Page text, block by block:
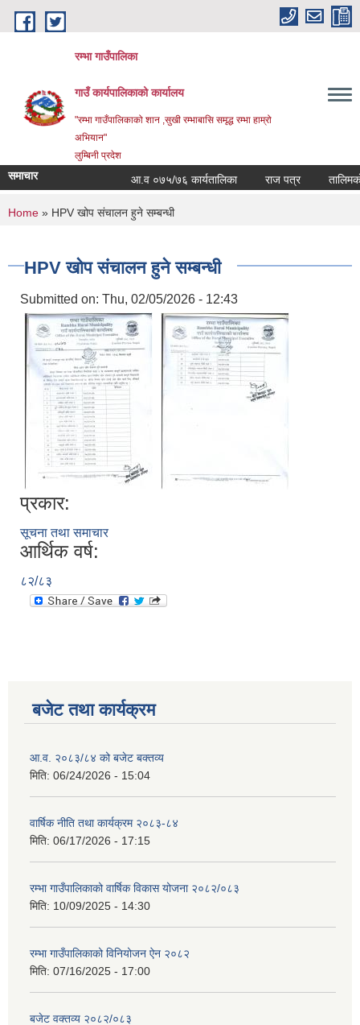
Skip to main content
रम्भा गाउँपालिका
गाउँ कार्यपालिकाको कार्यालय
"रम्भा गाउँपालिकाको शान ,सुखी रम्भाबासि समृद्ध रम्भा हाम्रो
अभियान"
लुम्बिनी प्रदेश
समाचार आ.व ०७५/७६ कार्यतालिका राज पत्र तालिमको
You are here
Home » HPV खोप संचालन हुने सम्बन्धी
HPV खोप संचालन हुने सम्बन्धी
Submitted on: Thu, 02/05/2026 - 12:43
प्रकार:
सूचना तथा समाचार
आर्थिक वर्ष:
८२/८३
बजेट तथा कार्यक्रम
आ.व. २०८३/८४ को बजेट बक्तव्य
मिति: 06/24/2026 - 15:04
वार्षिक नीति तथा कार्यक्रम २०८३-८४
मिति: 06/17/2026 - 17:15
रम्भा गाउँपालिकाको वार्षिक विकास योजना २०८२/०८३
मिति: 10/09/2025 - 14:30
रम्भा गाउँपालिकाको विनियोजन ऐन २०८२
मिति: 07/16/2025 - 17:00
बजेट वक्तव्य २०८२/०८३